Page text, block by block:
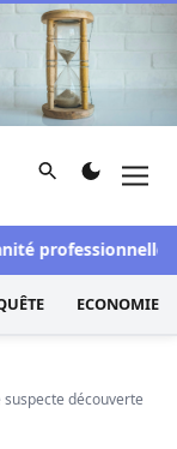
et d'investigation
Rechercher
:
ECONOMIE
suspecte découverte